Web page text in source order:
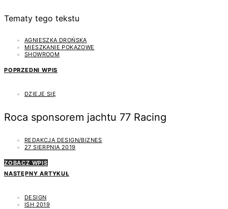
Tematy tego tekstu
AGNIESZKA DROŃSKA
MIESZKANIE POKAZOWE
SHOWROOM
POPRZEDNI WPIS
DZIEJE SIĘ
Roca sponsorem jachtu 77 Racing
REDAKCJA DESIGN/BIZNES
27 SIERPNIA 2019
ZOBACZ WPIS
NASTĘPNY ARTYKUŁ
DESIGN
ISH 2019